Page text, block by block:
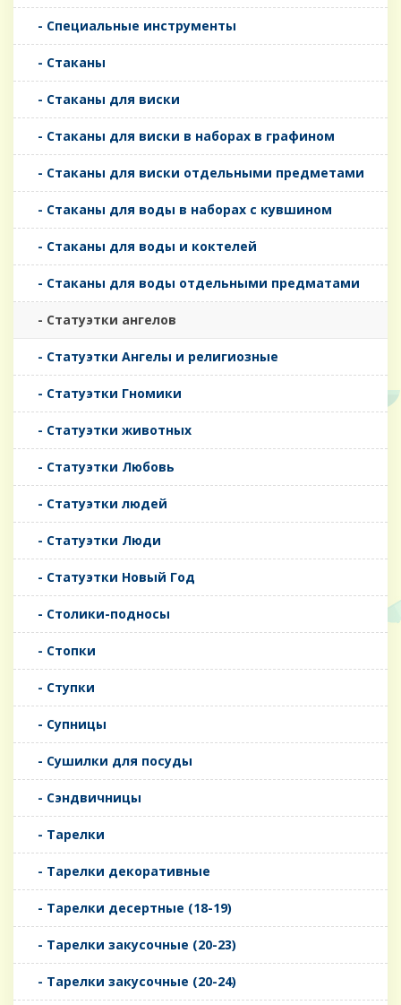
- Специальные инструменты
- Стаканы
- Стаканы для виски
- Стаканы для виски в наборах в графином
- Стаканы для виски отдельными предметами
- Стаканы для воды в наборах с кувшином
- Стаканы для воды и коктелей
- Стаканы для воды отдельными предматами
- Статуэтки ангелов
- Статуэтки Ангелы и религиозные
- Статуэтки Гномики
- Статуэтки животных
- Статуэтки Любовь
- Статуэтки людей
- Статуэтки Люди
- Статуэтки Новый Год
- Столики-подносы
- Стопки
- Ступки
- Супницы
- Сушилки для посуды
- Сэндвичницы
- Тарелки
- Тарелки декоративные
- Тарелки десертные (18-19)
- Тарелки закусочные (20-23)
- Тарелки закусочные (20-24)